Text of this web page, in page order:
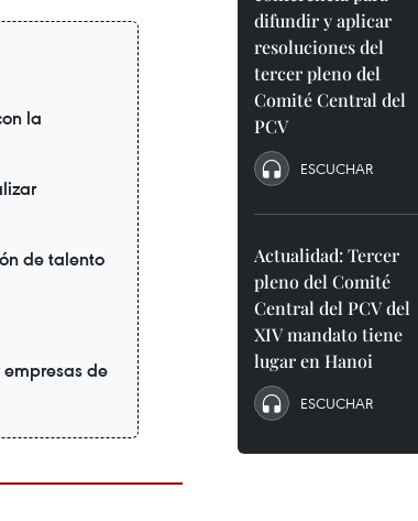
la
de talento
de
difundir y aplicar
resoluciones del
tercer pleno del
Comité Central del
PCV
ESCUCHAR
Actualidad: Tercer
pleno del Comité
Central del PCV del
XIV mandato tiene
lugar en Hanoi
ESCUCHAR